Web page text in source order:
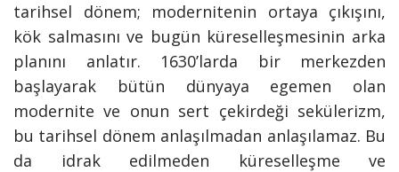
tarihsel dönem; modernitenin ortaya çıkışını,
kök salmasını ve bugün küreselleşmesinin arka
planını anlatır. 1630’larda bir merkezden
başlayarak bütün dünyaya egemen olan
modernite ve onun sert çekirdeği sekülerizm,
bu tarihsel dönem anlaşılmadan anlaşılamaz. Bu
da idrak edilmeden küreselleşme ve